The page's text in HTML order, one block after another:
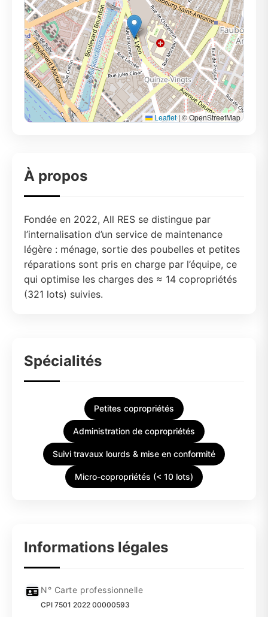
Leaflet |© OpenStreetMap
À propos
Fondée en 2022, All RES se distingue par
l’internalisation d’un service de maintenance
légère : ménage, sortie des poubelles et petites
réparations sont pris en charge par l’équipe, ce
qui optimise les charges des ≈ 14 copropriétés
(321 lots) suivies.
Spécialités
Petites copropriétés
Administration de copropriétés
Suivi travaux lourds & mise en conformité
Micro-copropriétés (< 10 lots)
Informations légales
N° Carte professionnelle
CPI 7501 2022 00000593